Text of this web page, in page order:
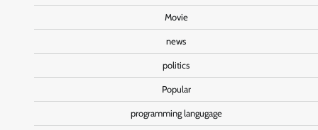
Movie
news
politics
Popular
programming langugage